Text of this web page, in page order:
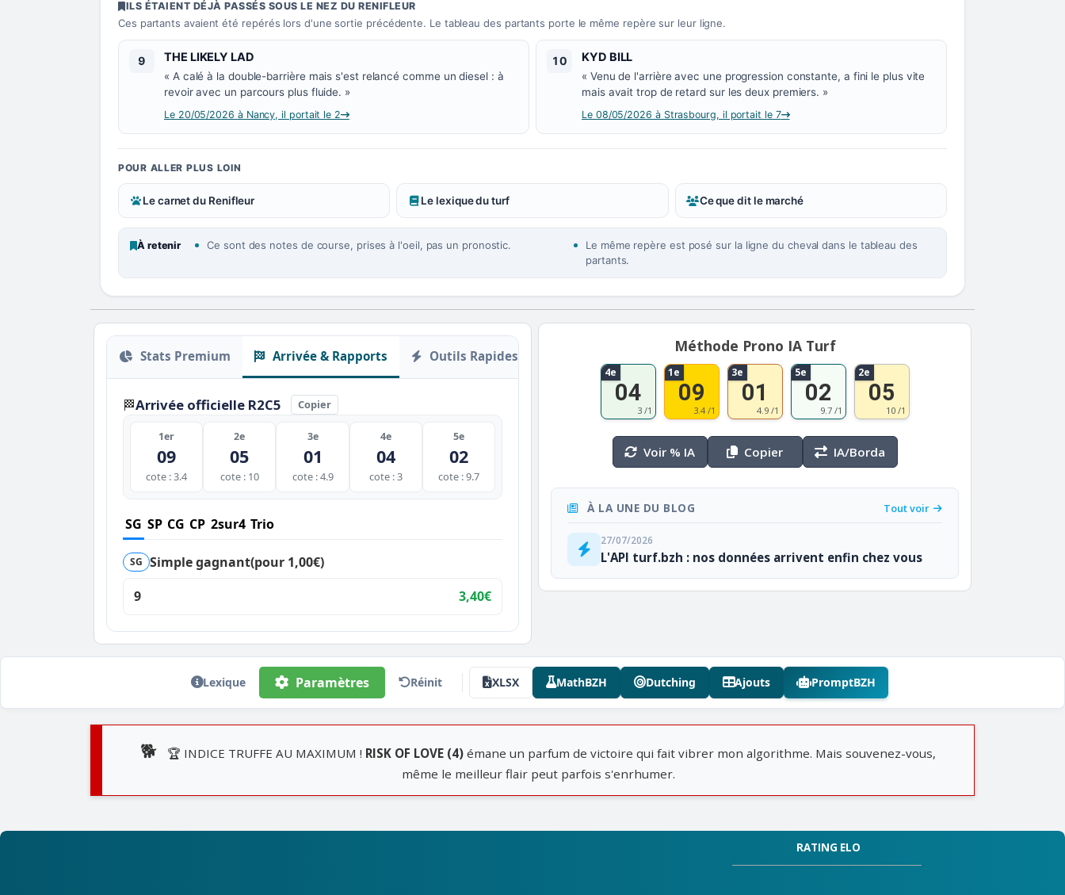
ILS ÉTAIENT DÉJÀ PASSÉS SOUS LE NEZ DU RENIFLEUR
Ces partants avaient été repérés lors d'une sortie précédente. Le tableau des partants porte le même repère sur leur ligne.
9 Numéro 9 :
THE LIKELY LAD
« A calé à la double-barrière mais s'est relancé comme un diesel : à
revoir avec un parcours plus fluide. »
Le 20/05/2026 à Nancy, il portait le 2
10 Numéro 10 :
KYD BILL
« Venu de l'arrière avec une progression constante, a fini le plus vite
mais avait trop de retard sur les deux premiers. »
Le 08/05/2026 à Strasbourg, il portait le 7
POUR ALLER PLUS LOIN
Le carnet du Renifleur Le lexique du turf Ce que dit le marché
À retenir Ce sont des notes de course, prises à l'oeil, pas un pronostic.
Le même repère est posé sur la ligne du cheval dans le tableau des
partants.
Stats Premium Arrivée & Rapports Outils Rapides
🏁Arrivée officielle R2C5 Copier
1er
09
cote : 3.4
2e
05
cote : 10
3e
01
cote : 4.9
4e
04
cote : 3
5e
02
cote : 9.7
SG SP CG CP 2sur4 Trio
SG Simple gagnant(pour 1,00€)
9
3,40€
Méthode Prono IA Turf
4e
04
3 /1
1e
09
3.4 /1
3e
01
4.9 /1
5e
02
9.7 /1
2e
05
10 /1
Voir % IA Copier IA/Borda
À LA UNE DU BLOG Tout voir
27/07/2026
L'API turf.bzh : nos données arrivent enfin chez vous
Lexique Paramètres Réinit XLSX MathBZH Dutching Ajouts PromptBZH
🐕 🏆 INDICE TRUFFE AU MAXIMUM ! RISK OF LOVE (4) émane un parfum de victoire qui fait vibrer mon algorithme. Mais souvenez-vous,
même le meilleur flair peut parfois s'enrhumer.
RATING ELO